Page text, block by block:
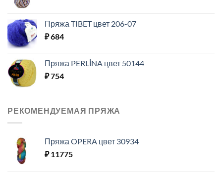
Пряжа TIBET цвет 206-07
₽684
Пряжа PERLİNA цвет 50144
₽754
РЕКОМЕНДУЕМАЯ ПРЯЖА
Пряжа OPERA цвет 30934
₽11775